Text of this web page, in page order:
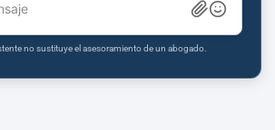
no sustituye el asesoramiento de un abogado.